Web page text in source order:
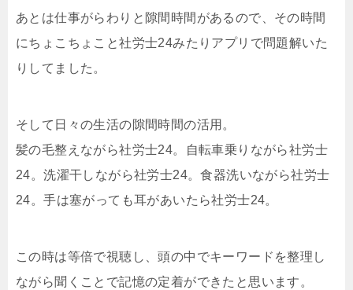
あとは仕事がらわりと隙間時間があるので、その時間
にちょこちょこと社労士24みたりアプリで問題解いた
りしてました。
そして日々の生活の隙間時間の活用。
髪の毛整えながら社労士24。自転車乗りながら社労士
24。洗濯干しながら社労士24。食器洗いながら社労士
24。手は塞がっても耳があいたら社労士24。
この時は等倍で視聴し、頭の中でキーワードを整理し
ながら聞くことで記憶の定着ができたと思います。